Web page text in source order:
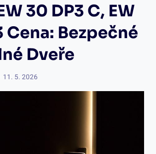
30 DP3 C, EW
Cena: Bezpečné
Dveře
11. 5. 2026